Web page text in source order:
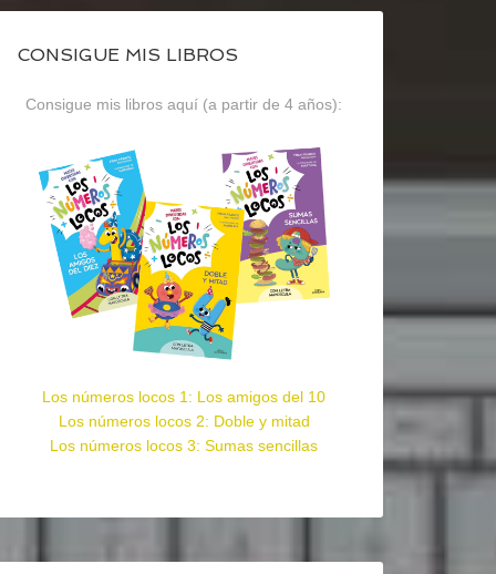
CONSIGUE MIS LIBROS
Consigue mis libros aquí (a partir de 4 años):
Los números locos 1: Los amigos del 10
Los números locos 2: Doble y mitad
Los números locos 3: Sumas sencillas